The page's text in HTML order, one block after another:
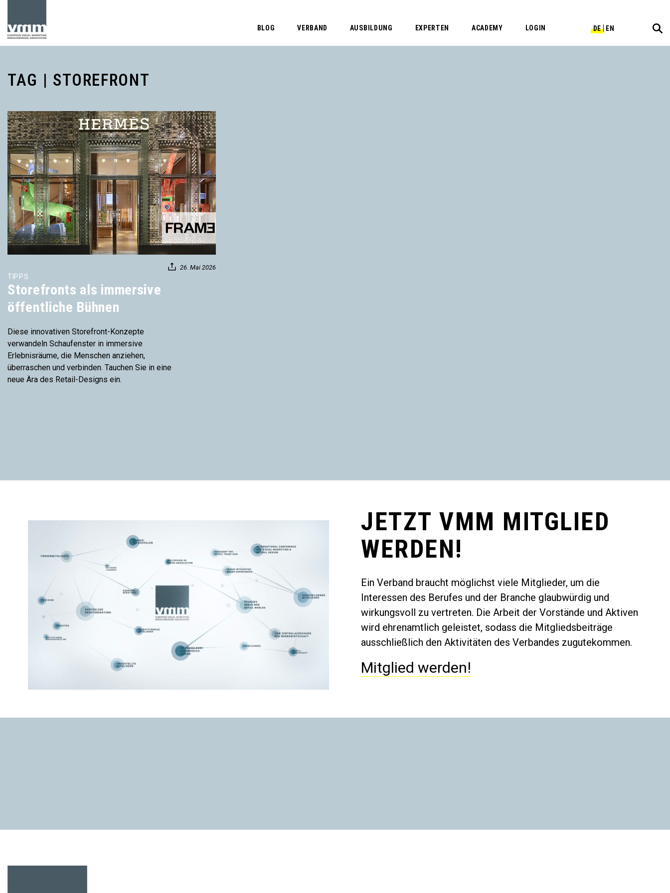
BLOG VERBAND AUSBILDUNG EXPERTEN ACADEMY LOGIN DE EN
TAG | STOREFRONT
26. Mai 2026
TIPPS
Storefronts als immersive
öffentliche Bühnen
Diese innovativen Storefront-Konzepte
verwandeln Schaufenster in immersive
Erlebnisräume, die Menschen anziehen,
überraschen und verbinden. Tauchen Sie in eine
neue Ära des Retail-Designs ein.
JETZT VMM MITGLIED
WERDEN!
Ein Verband braucht möglichst viele Mitglieder, um die
Interessen des Berufes und der Branche glaubwürdig und
wirkungsvoll zu vertreten. Die Arbeit der Vorstände und Aktiven
wird ehrenamtlich geleistet, sodass die Mitgliedsbeiträge
ausschließlich den Aktivitäten des Verbandes zugutekommen.
Mitglied werden!